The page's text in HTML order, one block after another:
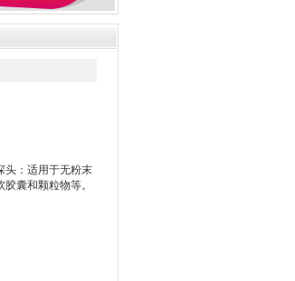
头：适用于无粉末
囊和颗粒物等。